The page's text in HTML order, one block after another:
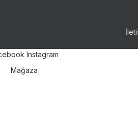
Instagram
Mağaza